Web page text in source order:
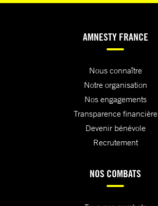
AMNESTY FRANCE
Nous connaître
Notre organisation
Nos engagements
Transparence financière
Devenir bénévole
Recrutement
NOS COMBATS